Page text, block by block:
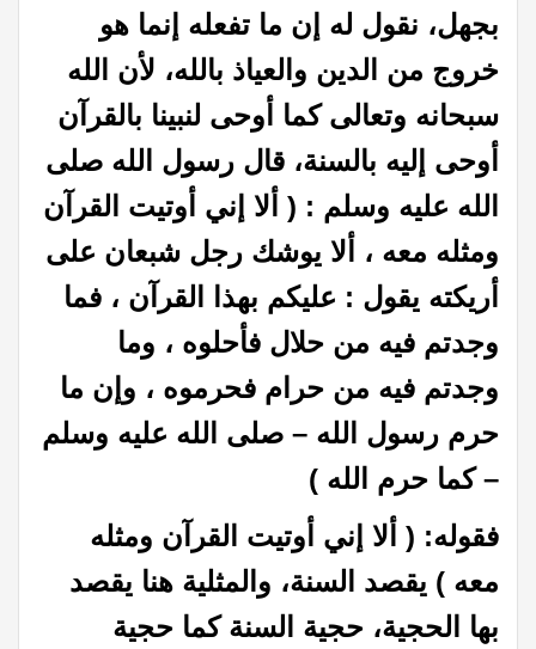
بجهل، نقول له إن ما تفعله إنما هو
خروج من الدين والعياذ بالله، لأن الله
سبحانه وتعالى كما أوحى لنبينا بالقرآن
أوحى إليه بالسنة، قال رسول الله صلى
الله عليه وسلم : ( ألا إني أوتيت القرآن
ومثله معه ، ألا يوشك رجل شبعان على
أريكته يقول : عليكم بهذا القرآن ، فما
وجدتم فيه من حلال فأحلوه ، وما
وجدتم فيه من حرام فحرموه ، وإن ما
حرم رسول الله – صلى الله عليه وسلم
– كما حرم الله )
فقوله: ( ألا إني أوتيت القرآن ومثله
معه ) يقصد السنة، والمثلية هنا يقصد
بها الحجية، حجية السنة كما حجية